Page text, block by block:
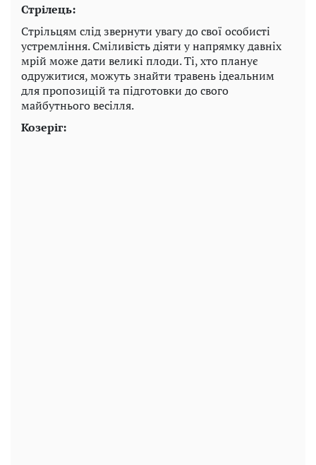
Стрілець:
Стрільцям слід звернути увагу до свої особисті
устремління. Сміливість діяти у напрямку давніх
мрій може дати великі плоди. Ті, хто планує
одружитися, можуть знайти травень ідеальним
для пропозицій та підготовки до свого
майбутнього весілля.
Козеріг: